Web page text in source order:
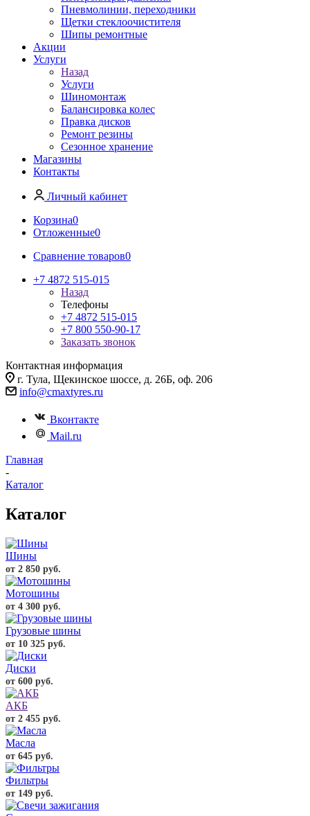
Пневмолинии, переходники
Щетки стеклоочистителя
Шипы ремонтные
Акции
Услуги
Назад
Услуги
Шиномонтаж
Балансировка колес
Правка дисков
Ремонт резины
Сезонное хранение
Магазины
Контакты
Личный кабинет
Корзина0
Отложенные0
Сравнение товаров0
+7 4872 515-015
Назад
Телефоны
+7 4872 515-015
+7 800 550-90-17
Заказать звонок
Контактная информация
г. Тула, Щекинское шоссе, д. 26Б, оф. 206
info@cmaxtyres.ru
Вконтакте
Mail.ru
Главная
-
Каталог
Каталог
Шины
от 2 850 руб.
Мотошины
от 4 300 руб.
Грузовые шины
от 10 325 руб.
Диски
от 600 руб.
АКБ
от 2 455 руб.
Масла
от 645 руб.
Фильтры
от 149 руб.